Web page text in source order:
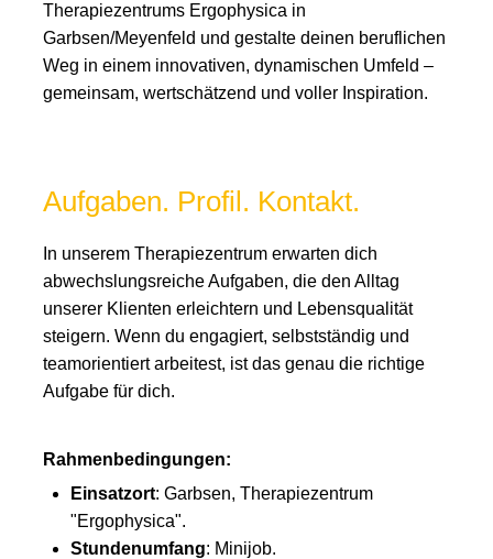
Therapiezentrums Ergophysica in
Garbsen/Meyenfeld und gestalte deinen beruflichen
Weg in einem innovativen, dynamischen Umfeld –
gemeinsam, wertschätzend und voller Inspiration.
Aufgaben. Profil. Kontakt.
In unserem Therapiezentrum erwarten dich
abwechslungsreiche Aufgaben, die den Alltag
unserer Klienten erleichtern und Lebensqualität
steigern. Wenn du engagiert, selbstständig und
teamorientiert arbeitest, ist das genau die richtige
Aufgabe für dich.
Rahmenbedingungen:
Einsatzort: Garbsen, Therapiezentrum
"Ergophysica".
Stundenumfang: Minijob.